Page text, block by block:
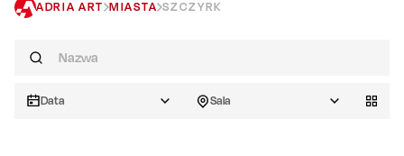
ADRIA ART MIASTA SZCZYRK
Data Sala